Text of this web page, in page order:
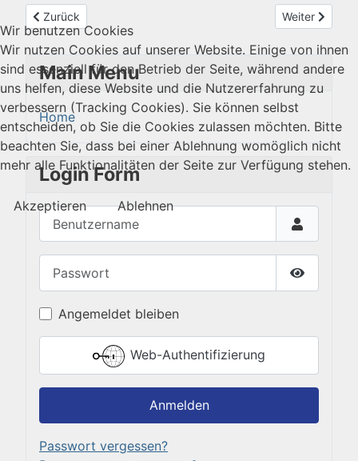
Vorheriger Beitrag: E-Jugend 2025/26
Zurück Nächster
Weiter
Main Menu
Home
Login Form
Benutzername
Passwort
Angemeldet bleiben
Web-Authentifizierung
Anmelden
Passwort vergessen?
Wir benutzen Cookies
Wir nutzen Cookies auf unserer Website. Einige von ihnen
sind essenziell für den Betrieb der Seite, während andere
uns helfen, diese Website und die Nutzererfahrung zu
verbessern (Tracking Cookies). Sie können selbst
entscheiden, ob Sie die Cookies zulassen möchten. Bitte
beachten Sie, dass bei einer Ablehnung womöglich nicht
mehr alle Funktionalitäten der Seite zur Verfügung stehen.
Akzeptieren Ablehnen